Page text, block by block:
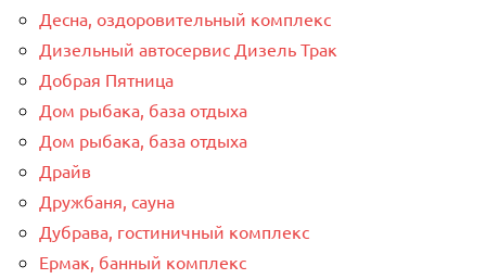
Десна, оздоровительный комплекс
Дизельный автосервис Дизель Трак
Добрая Пятница
Дом рыбака, база отдыха
Дом рыбака, база отдыха
Драйв
Дружбаня, сауна
Дубрава, гостиничный комплекс
Ермак, банный комплекс